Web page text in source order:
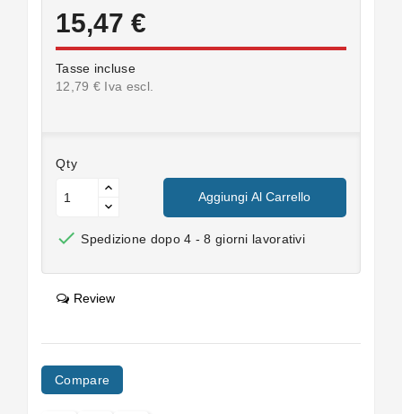
15,47 €
Tasse incluse
12,79 € Iva escl.
Qty
Aggiungi Al Carrello
 Spedizione dopo 4 - 8 giorni lavorativi
Review
Compare